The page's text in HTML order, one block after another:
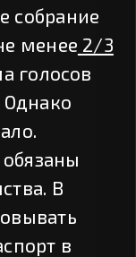
собрание
менее 2/3
голосов
Однако
В
в